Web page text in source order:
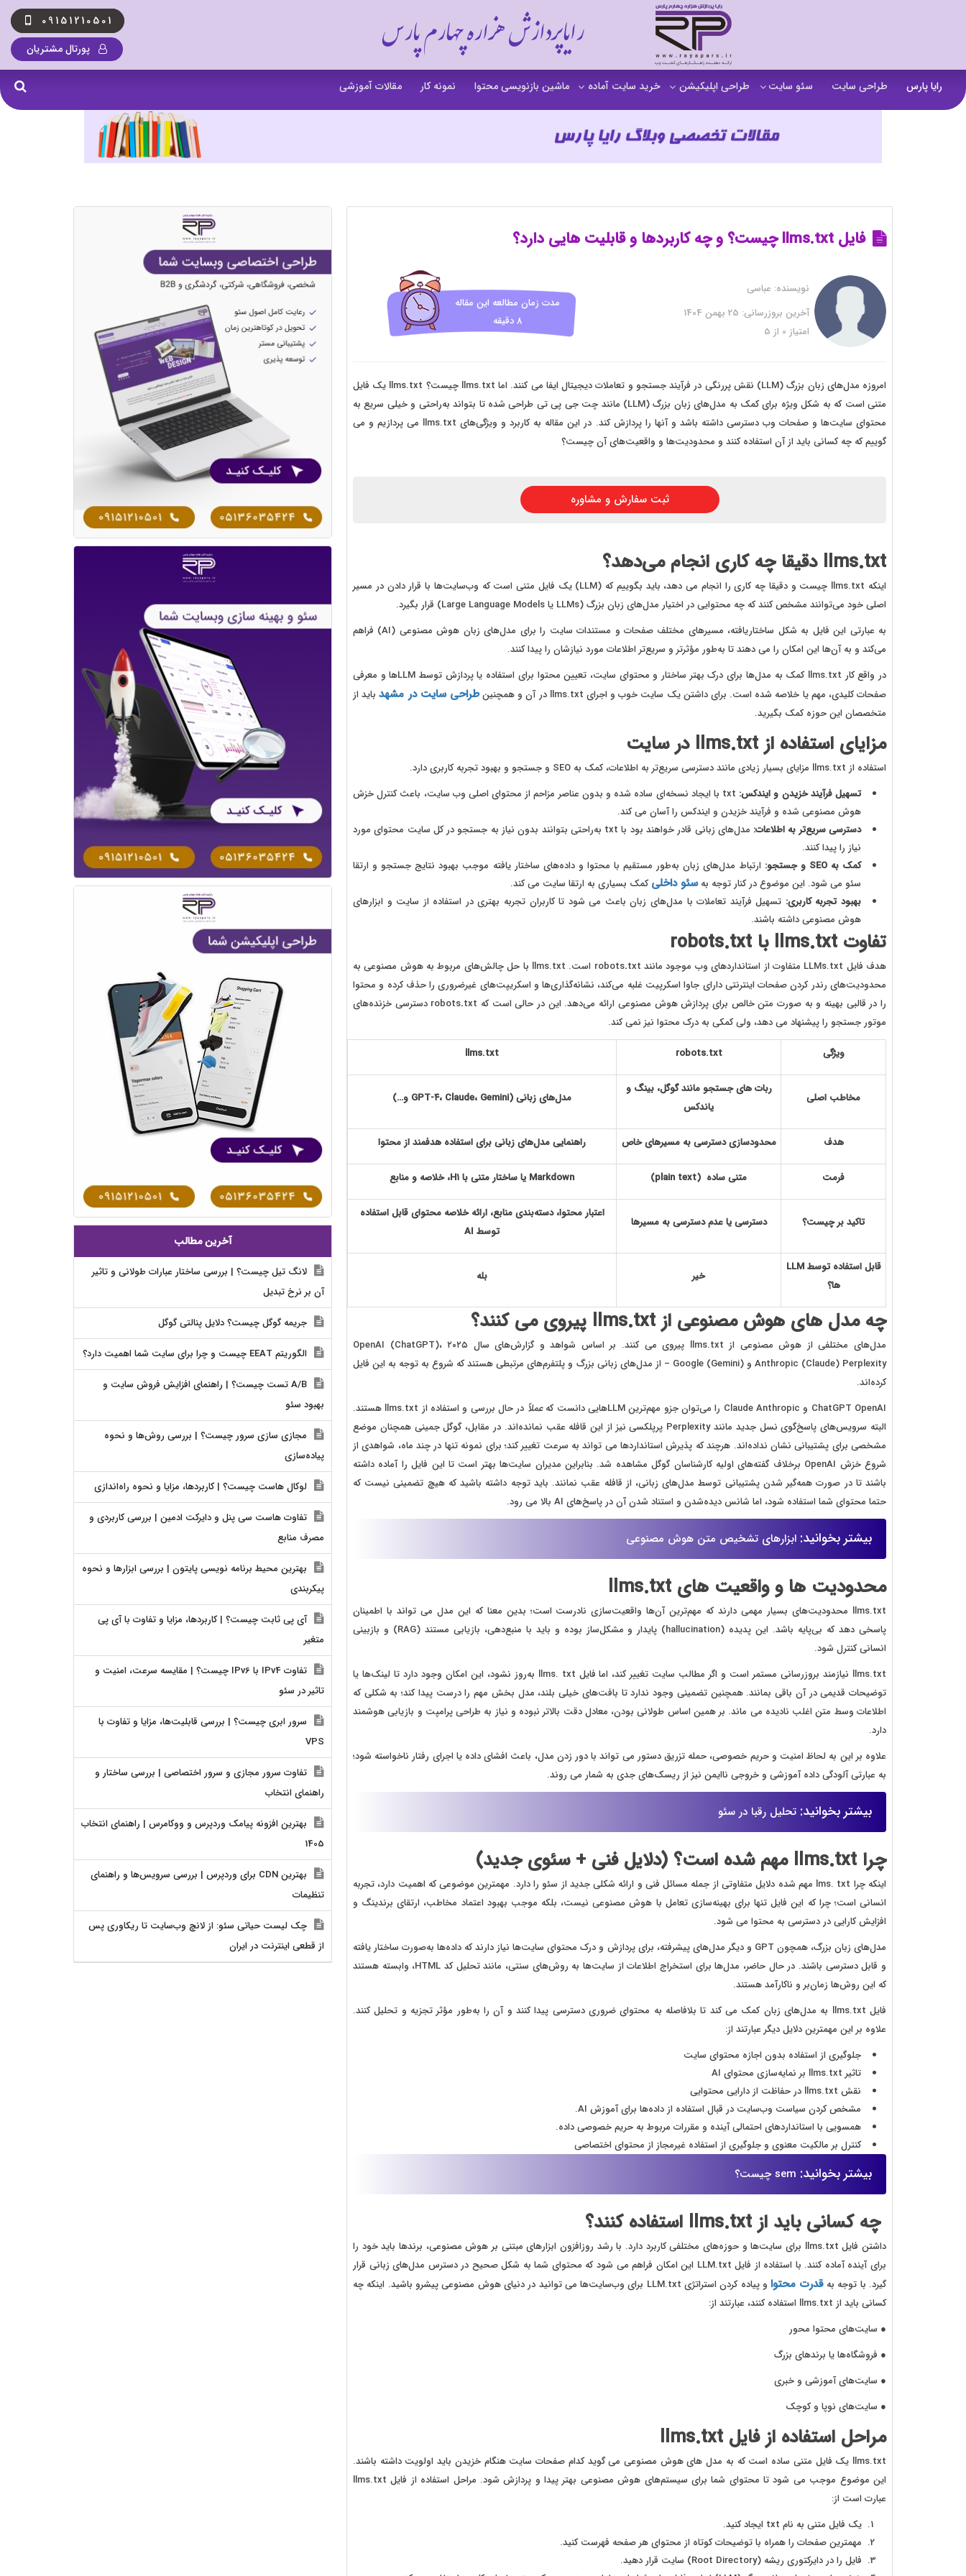
رایاپردازش هزاره چهارم پارس
09151210501
پورتال مشتریان
رایا پارس طراحی سایت سئو سایت
آنالیز سایت
سئو خارجی و ساخت بک لینک
طراحی اپلیکیشن
اپلیکیشن فروشگاهی
خرید سایت آماده
خرید سایت گردشگری
خرید سایت شرکتی
خرید سایت b2b بی تو بی
خرید سایت فروش فایل
خرید سایت با امکانات دیوار
خرید سایت نوبت دهی پزشکان
خرید سایت هتل
ماشین بازنویسی محتوا نمونه کار مقالات آموزشی
فایل llms.txt چیست؟ و چه کاربردها و قابلیت هایی دارد؟
نویسنده: عباسی
آخرین بروزرسانی:
امتیاز 0 از 5
مدت زمان مطالعه این مقاله
8 دقیقه
امروزه مدل‌های زبان بزرگ (LLM) نقش پررنگی در فرآیند جستجو و تعاملات دیجیتال ایفا می کنند. اما llms.txt چیست؟ llms.txt یک فایل
متنی است که به شکل ویژه برای کمک به مدل‌های زبان بزرگ (LLM) مانند چت جی پی تی طراحی شده تا بتواند به‌راحتی و خیلی سریع به
محتوای سایت‌ها و صفحات وب دسترسی داشته باشد و آنها را پردازش کند. در این مقاله به کاربرد و ویژگی‌های llms.txt می پردازیم و می
گوییم که چه کسانی باید از آن استفاده کنند و محدودیت‌ها و واقعیت‌های آن چیست؟
ثبت سفارش و مشاوره
llms.txt دقیقا چه کاری انجام می‌دهد؟
اینکه llms.txt چیست و دقیقا چه کاری را انجام می دهد، باید بگوییم که (LLM) یک فایل متنی است که وب‌سایت‌ها با قرار دادن در مسیر
اصلی خود می‌توانند مشخص کنند که چه محتوایی در اختیار مدل‌های زبان بزرگ (LLMs یا Large Language Models) قرار بگیرد.
به عبارتی این فایل به شکل ساختاریافته، مسیرهای مختلف صفحات و مستندات سایت را برای مدل‌های زبان هوش مصنوعی (AI) فراهم
می‌کند و به آن‌ها این امکان را می دهند تا به‌طور مؤثرتر و سریع‌تر اطلاعات مورد نیازشان را پیدا کنند.
در واقع کار llms.txt کمک به مدل‌ها برای درک بهتر ساختار و محتوای سایت، تعیین محتوا برای استفاده یا پردازش توسط LLMها و معرفی
صفحات کلیدی، مهم یا خلاصه ‌شده است. برای داشتن یک سایت خوب و اجرای llms.txt در آن و همچنین
طراحی سایت در مشهدباید از
متخصصان این حوزه کمک بگیرید.
مزایای استفاده از llms.txt در سایت
استفاده از llms.txt مزایای بسیار زیادی مانند دسترسی سریع‌تر به اطلاعات، کمک به SEO و جستجو و بهبود تجربه کاربری دارد.
تسهیل فرآیند خزیدن و ایندکس:
txt با ایجاد نسخه‌‌ای ساده شده و بدون عناصر مزاحم از محتوای اصلی وب سایت، باعث کنترل خزش
هوش مصنوعی شده و فرآیند خزیدن و ایندکس را آسان می‌ کند.
دسترسی سریع‌تر به اطلاعات:
مدل‌های زبانی قادر خواهند بود با txt به‌راحتی بتوانند بدون نیاز به جستجو در کل سایت محتوای مورد
نیاز را پیدا کنند.
کمک بهSEO و جستجو: ارتباط مدل‌های زبان به‌طور مستقیم با محتوا و داده‌های ساختار یافته موجب بهبود نتایج جستجو و ارتقا
سئو می شود. این موضوع در کنار توجه بهسئو داخلیکمک بسیاری به ارتقا سایت می کند.
بهبود تجربه کاربری: تسهیل فرآیند تعاملات با مدل‌های زبان باعث می شود تا کاربران تجربه بهتری در استفاده از سایت و ابزارهای
هوش مصنوعی داشته باشند.
تفاوت llms.txt با robots.txt
هدف فایل LLMs.txt متفاوت از استانداردهای وب موجود مانند robots .
txt است. llms.txt با حل چالش‌های مربوط به هوش مصنوعی به
محدودیت‌های رندر کردن صفحات اینترنتی دارای جاوا اسکرپیت غلبه می‌کند، نشانه‌گذاری‌ها و اسکریپت‌های غیرضروری را حذف کرده و محتوا
را در قالبی بهینه و به صورت متن خالص برای پردازش هوش مصنوعی ارائه می‌دهد. این در حالی است که robots
.
txt دسترسی خزنده‌های
موتور جستجو را پیشنهاد می‌ دهد، ولی کمکی به درک محتوا نیز نمی‌ کند.
ویژگی robots.txt
llms.txt
مخاطب اصلی
ربات های جستجو مانند گوگل، بینگ و
یاندکس
مدل‌های زبانی (GPT-۴، Claude، Gemini و…)
هدف محدودسازی دسترسی به مسیرهای خاص راهنمایی مدل‌های زبانی برای استفاده هدفمند از محتوا
فرمت متنی ساده (plain text)
Markdown یا ساختار متنی با خلاصه و منابع
تاکید بر چیست؟ دسترسی یا عدم دسترسی به مسیرها
اعتبار محتوا، دسته‌بندی منابع، ارائه خلاصه محتوای قابل استفاده
توسط AI
قابل استفاده توسطLLM
ها؟
خیر بله
چه مدل‌ های هوش مصنوعی از llms.txt پیروی می‌ کنند؟
مدل‌های مختلفی از هوش مصنوعی از llms.txt پیروی می کنند. بر اساس شواهد و گزارش‌های سال ۲۰۲۵ OpenAI (ChatGPT)،
Anthropic (Claude) Perplexity و Google (Gemini) – از مدل‌های زبانی بزرگ و پلتفرم‌های مرتبطی هستند که شروع به توجه به این فایل
کرده‌اند.
ChatGPT OpenAI و Claude Anthropic را می‌توان جزو مهم‌ترین LLMهایی دانست که
عملاً
در حال بررسی و استفاده از llms.txt هستند.
البته سرویس‌های پاسخ‌گوی نسل جدید مانند Perplexity پرپلکسی نیز از این قافله عقب نمانده‌اند. در مقابل، گوگل جمینی همچنان موضع
مشخصی برای پشتیبانی نشان نداده‌اند. هرچند که پذیرش استانداردها می ‌تواند به سرعت تغییر کند؛ برای نمونه تنها در چند ماه، شواهدی از
شروع خزش OpenAI برخلاف گفته‌های اولیه کارشناسان گوگل مشاهده شد. بنابراین مدیران سایت‌ها بهتر است تا این فایل را آماده داشته
باشند تا در صورت همه‌گیر شدن پشتیبانی توسط مدل‌های زبانی، از قافله عقب نمانند. باید توجه داشته باشید که هیچ تضمینی نیست که
حتما محتوای شما استفاده شود، اما شانس دیده‌شدن و استناد شدن آن در پاسخ‌های AI بالا می رود.
بیشتر بخوانید: ابزارهای تشخیص متن هوش مصنوعی
محدودیت‌ ها و واقعیت‌ های llms.txt
llms.txt محدودیت‌های بسیار مهمی دارند که مهم‌ترین آن‌ها واقعیت‌سازی نادرست است؛ بدین معنا که این مدل می ‌تواند با اطمینان
پاسخی دهد که بی‌پایه باشد. این پدیده (hallucination) پایدار و مشکل‌ساز بوده و باید با منبع‌دهی، بازیابی مستند (RAG) و بازبینی
انسانی کنترل شود.
llms.txt نیازمند بروزرسانی مستمر است و اگر مطالب سایت تغییر کند، اما فایل llms. txt به‌روز نشود، این امکان وجود دارد تا لینک‌ها یا
توضیحات قدیمی در آن باقی بمانند. همچنین تضمینی وجود ندارد تا بافت‌های خیلی بلند، مدل بخش مهم را درست پیدا کند؛ به شکلی که
اطلاعات وسط متن اغلب نادیده می‌ ماند. بر همین اساس طولانی بودن، معادل دقت بالاتر نبوده و نیاز به طراحی پرامپت و بازیابی هوشمند
دارد.
علاوه بر این به لحاظ امنیت و حریم خصوصی، حمله تزریق دستور می ‌تواند با دور زدن مدل، باعث افشای داده یا اجرای رفتار ناخواسته شود؛
به عبارتی آلودگی داده آموزشی و خروجی ناایمن نیز از ریسک‌های جدی‌ به شمار می روند.
بیشتر بخوانید: تحلیل رقبا در سئو
چرا llms.txt مهم شده است؟ (دلایل فنی + سئوی جدید)
اینکه چرا lms. txt مهم شده دلایل متفاوتی از جمله مسائل فنی و ارائه شکلی جدید از سئو را دارد. مهمترین موضوعی که اهمیت دارد، تجربه
انسانی است؛ چرا که این فایل تنها برای بهینه‌سازی تعامل با هوش مصنوعی نیست، بلکه موجب بهبود اعتماد مخاطب، ارتقای برندینگ و
افزایش کارایی در دسترسی به محتوا می شود.
مدل‌های زبان بزرگ، همچون GPT و دیگر مدل‌های پیشرفته، برای پردازش و درک محتوای سایت‌ها نیاز دارند که داده‌ها به‌صورت ساختار یافته
و قابل دسترسی باشند. در حال حاضر، مدل‌ها برای استخراج اطلاعات از سایت‌ها به روش‌های سنتی، مانند تحلیل کد HTML، وابسته هستند
که این روش‌ها زمان‌بر و ناکارآمد هستند.
فایل llms.txt به مدل‌های زبان کمک می‌ کند تا بلافاصله به محتوای ضروری دسترسی پیدا کنند و آن را به‌طور مؤثر تجزیه و تحلیل کنند.
علاوه بر این مهمترین دلایل دیگر عبارتند از:
جلوگیری از استفاده بدون اجازه محتوای سایت
تاثیر llms.txt بر نمایه‌سازی محتوای AI
نقش llms.txt در حفاظت از دارایی محتوایی
مشخص کردن سیاست وب‌سایت در قبال استفاده از داده‌ها برای آموزش AI.
همسویی با استانداردهای احتمالی آینده و مقررات مربوط به حریم خصوصی داده.
کنترل بر مالکیت معنوی و جلوگیری از استفاده غیرمجاز از محتوای اختصاصی
بیشتر بخوانید: sem چیست؟
چه کسانی باید از llms.txt استفاده کنند؟
داشتن فایل llms.txt برای سایت‌ها و حوزه‌های مختلفی کاربرد دارد. با رشد روزافزون ابزارهای مبتنی بر هوش مصنوعی، برندها باید خود را
برای آینده آماده کنند. با استفاده از فایل LLM.txt این امکان فراهم می‌ شود که محتوای شما به شکل صحیح در دسترس مدل‌های زبانی قرار
گیرد. با توجه بهقدرت محتوا
و پیاده کردن استراتژی LLM.txt برای وب‌سایت‌ها می توانید در دنیای هوش مصنوعی پیشرو باشید. اینکه چه
کسانی باید از llms.txt استفاده کنند، عبارتند از:
● سایت‌های محتوا محور
● فروشگاه‌ها یا برندهای بزرگ
● سایت‌های آموزشی و خبری
● سایت‌های نوپا و کوچک
مراحل استفاده از فایل llms.txt
llms.txt یک فایل متنی ساده است که به مدل های هوش مصنوعی می گوید کدام صفحات سایت هنگام خزیدن باید اولویت داشته باشند.
این موضوع موجب می شود تا محتوای شما برای سیستم‌های هوش مصنوعی بهتر پیدا و پردازش شود. مراحل استفاده از فایل llms.txt
عبارت است از:
یک فایل متنی به نام txt ایجاد کنید.
مهمترین صفحات را همراه با توضیحات کوتاه از محتوای هر صفحه فهرست کنید.
فایل را در دایرکتوری ریشه (Root Directory) سایت قرار دهید.
آخرین مطالب
لانگ تیل چیست؟ | بررسی ساختار عبارات طولانی و تاثیر
آن بر نرخ تبدیل
جریمه گوگل چیست؟ دلایل پنالتی گوگل
الگوریتم EEAT چیست و چرا برای سایت شما اهمیت دارد؟
A/B تست چیست؟ | راهنمای افزایش فروش سایت و
بهبود سئو
مجازی سازی سرور چیست؟ | بررسی روش‌ها و نحوه
پیاده‌سازی
لوکال هاست چیست؟ | کاربردها، مزایا و نحوه راه‌اندازی
تفاوت هاست سی پنل و دایرکت ادمین | بررسی کاربردی و
مصرف منابع
بهترین محیط برنامه نویسی پایتون | بررسی ابزارها و نحوه
پیکربندی
آی پی ثابت چیست؟ | کاربردها، مزایا و تفاوت با آی پی
متغیر
تفاوت IPv4 با IPv6 چیست؟ | مقایسه سرعت، امنیت و
تاثیر در سئو
سرور ابری چیست؟ | بررسی قابلیت‌ها، مزایا و تفاوت با
VPS
تفاوت سرور مجازی و سرور اختصاصی | بررسی ساختار و
راهنمای انتخاب
بهترین افزونه پیامک وردپرس و ووکامرس | راهنمای انتخاب
1405
بهترین CDN برای وردپرس | بررسی سرویس‌ها و راهنمای
تنظیمات
چک لیست حیاتی سئو: از لانچ وب‌سایت تا ریکاوری پس
از قطعی اینترنت در ایران